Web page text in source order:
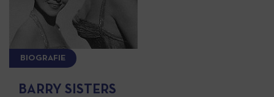
BIOGRAFIE
BARRY SISTERS